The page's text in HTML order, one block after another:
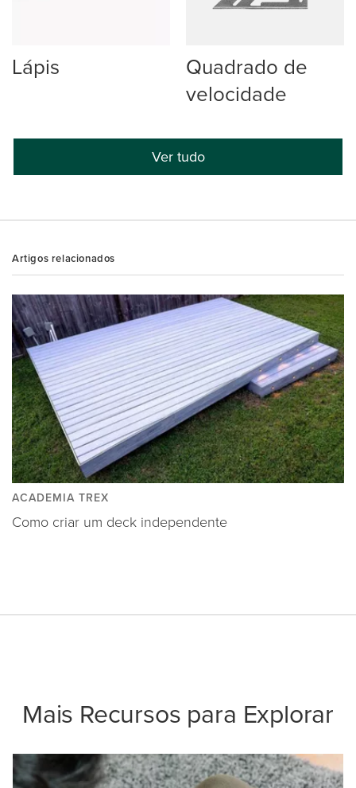
Lápis
Quadrado de
velocidade
Ver tudo
Artigos relacionados
ACADEMIA TREX
Como criar um deck independente
Mais Recursos para Explorar